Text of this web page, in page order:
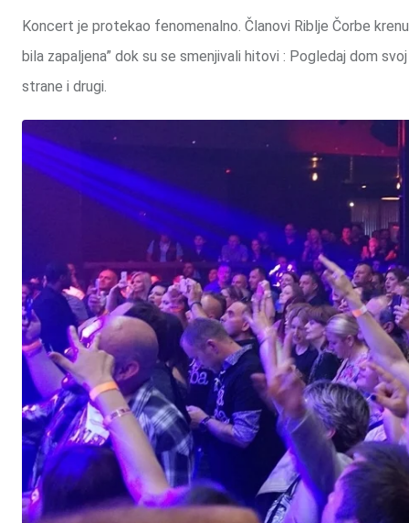
Koncert je protekao fenomenalno. Članovi Riblje Čorbe
bila zapaljena” dok su se smenjivali hitovi : Pogledaj dom
strane i drugi.